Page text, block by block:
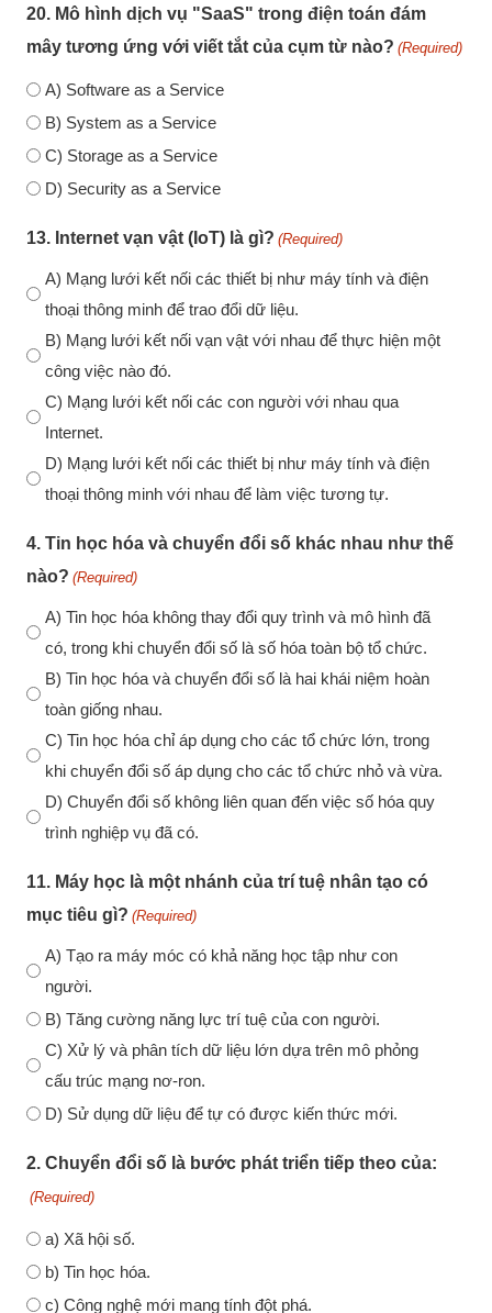
20. Mô hình dịch vụ "SaaS" trong điện toán đám
mây tương ứng với viết tắt của cụm từ nào? (Required)
A) Software as a Service
B) System as a Service
C) Storage as a Service
D) Security as a Service
13. Internet vạn vật (IoT) là gì? (Required)
A) Mạng lưới kết nối các thiết bị như máy tính và điện
thoại thông minh để trao đổi dữ liệu.
B) Mạng lưới kết nối vạn vật với nhau để thực hiện một
công việc nào đó.
C) Mạng lưới kết nối các con người với nhau qua
Internet.
D) Mạng lưới kết nối các thiết bị như máy tính và điện
thoại thông minh với nhau để làm việc tương tự.
4. Tin học hóa và chuyển đổi số khác nhau như thế
nào? (Required)
A) Tin học hóa không thay đổi quy trình và mô hình đã
có, trong khi chuyển đổi số là số hóa toàn bộ tổ chức.
B) Tin học hóa và chuyển đổi số là hai khái niệm hoàn
toàn giống nhau.
C) Tin học hóa chỉ áp dụng cho các tổ chức lớn, trong
khi chuyển đổi số áp dụng cho các tổ chức nhỏ và vừa.
D) Chuyển đổi số không liên quan đến việc số hóa quy
trình nghiệp vụ đã có.
11. Máy học là một nhánh của trí tuệ nhân tạo có
mục tiêu gì? (Required)
A) Tạo ra máy móc có khả năng học tập như con
người.
B) Tăng cường năng lực trí tuệ của con người.
C) Xử lý và phân tích dữ liệu lớn dựa trên mô phỏng
cấu trúc mạng nơ-ron.
D) Sử dụng dữ liệu để tự có được kiến thức mới.
2. Chuyển đổi số là bước phát triển tiếp theo của:
(Required)
a) Xã hội số.
b) Tin học hóa.
c) Công nghệ mới mang tính đột phá.